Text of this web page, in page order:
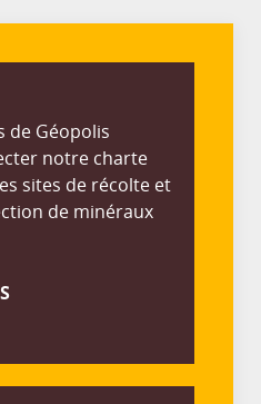
de Géopolis
notre charte
sites de récolte et
de minéraux